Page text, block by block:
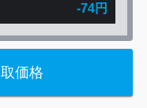
-74円
価格